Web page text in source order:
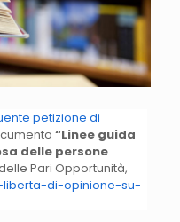
petizione di
“Linee guida
delle persone
Pari Opportunità,
liberta-di-opinione-su-